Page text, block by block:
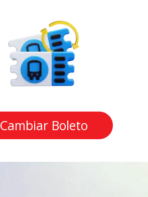
Cambiar Boleto